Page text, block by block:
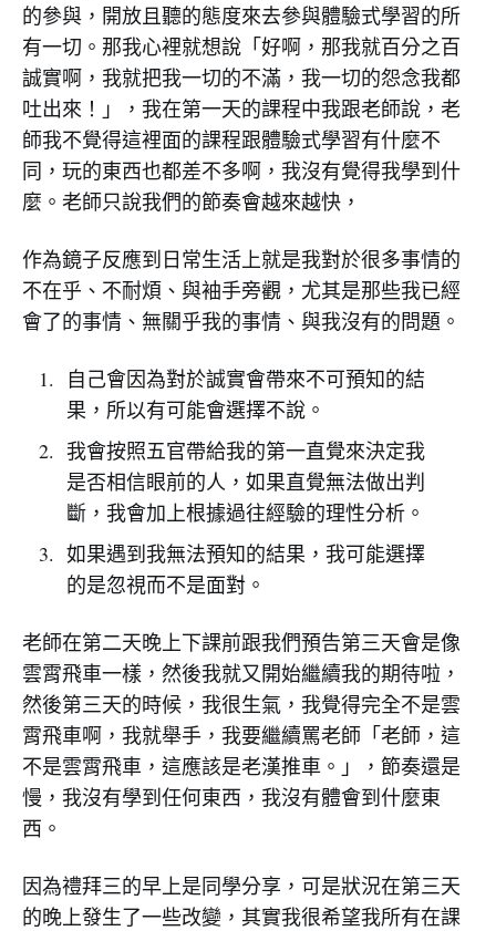
的參與，開放且聽的態度來去參與體驗式學習的所
有一切。那我心裡就想說「好啊，那我就百分之百
誠實啊，我就把我一切的不滿，我一切的怨念我都
吐出來！」，我在第一天的課程中我跟老師說，老
師我不覺得這裡面的課程跟體驗式學習有什麼不
同，玩的東西也都差不多啊，我沒有覺得我學到什
麼。老師只說我們的節奏會越來越快，
作為鏡子反應到日常生活上就是我對於很多事情的
不在乎、不耐煩、與袖手旁觀，尤其是那些我已經
會了的事情、無關乎我的事情、與我沒有的問題。
自己會因為對於誠實會帶來不可預知的結
果，所以有可能會選擇不說。
我會按照五官帶給我的第一直覺來決定我
是否相信眼前的人，如果直覺無法做出判
斷，我會加上根據過往經驗的理性分析。
如果遇到我無法預知的結果，我可能選擇
的是忽視而不是面對。
老師在第二天晚上下課前跟我們預告第三天會是像
雲霄飛車一樣，然後我就又開始繼續我的期待啦，
然後第三天的時候，我很生氣，我覺得完全不是雲
霄飛車啊，我就舉手，我要繼續罵老師「老師，這
不是雲霄飛車，這應該是老漢推車。」，節奏還是
慢，我沒有學到任何東西，我沒有體會到什麼東
西。
因為禮拜三的早上是同學分享，可是狀況在第三天
的晚上發生了一些改變，其實我很希望我所有在課